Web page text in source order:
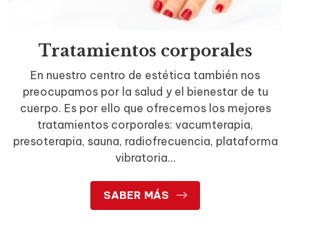
Tratamientos corporales
En nuestro centro de estética también nos
preocupamos por la salud y el bienestar de tu
cuerpo. Es por ello que ofrecemos los mejores
tratamientos corporales: vacumterapia,
presoterapia, sauna, radiofrecuencia, plataforma